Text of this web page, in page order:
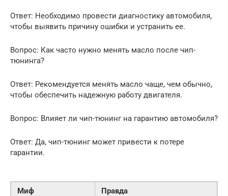
Ответ: Необходимо провести диагностику автомобиля,
чтобы выявить причину ошибки и устранить ее.
Вопрос: Как часто нужно менять масло после чип-
тюнинга?
Ответ: Рекомендуется менять масло чаще, чем обычно,
чтобы обеспечить надежную работу двигателя.
Вопрос: Влияет ли чип-тюнинг на гарантию автомобиля?
Ответ: Да, чип-тюнинг может привести к потере
гарантии.
Миф Правда